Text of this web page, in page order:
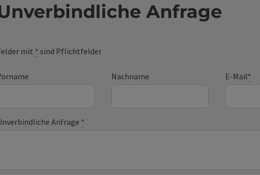
Anfrage
mit * sind Pflichtfelder
Nachname E-Mail*
Anfrage *